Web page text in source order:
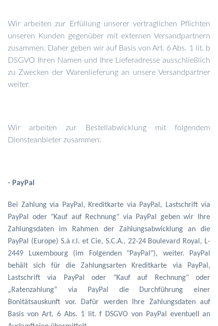
Wir arbeiten zur Erfüllung unserer vertraglichen Pflichten
unseren Kunden gegenüber mit externen Versandpartnern
zusammen. Daher geben wir auf Basis von Art. 6 Abs. 1 lit. b
DSGVO Ihren Namen und Ihre Lieferadresse ausschließlich
zu Zwecken der Warenlieferung an unsere Versandpartner
weiter.
Wir arbeiten zur Bestellabwicklung mit folgendem
Diensteanbieter zusammen:
- PayPal
Bei Zahlung via PayPal, Kreditkarte via PayPal, Lastschrift via
PayPal oder "Kauf auf Rechnung" via PayPal geben wir Ihre
Zahlungsdaten im Rahmen der Zahlungsabwicklung an die
PayPal (Europe) S.à r.l. et Cie, S.C.A., 22-24 Boulevard Royal, L-
2449 Luxembourg (im Folgenden "PayPal"), weiter. PayPal
behält sich für die Zahlungsarten Kreditkarte via PayPal,
Lastschrift via PayPal oder "Kauf auf Rechnung" oder
„Ratenzahlung“ via PayPal die Durchführung einer
Bonitätsauskunft vor. Dafür werden Ihre Zahlungsdaten auf
Basis von Art. 6 Abs. 1 lit. f DSGVO von PayPal eventuell
an